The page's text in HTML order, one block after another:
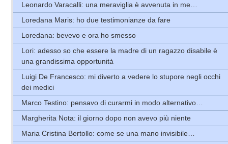
Leonardo Varacalli: una meraviglia è avvenuta in me…
Loredana Maris: ho due testimonianze da fare
Loredana: bevevo e ora ho smesso
Lori: adesso so che essere la madre di un ragazzo disabile è
una grandissima opportunità
Luigi De Francesco: mi diverto a vedere lo stupore negli occhi
dei medici
Marco Testino: pensavo di curarmi in modo alternativo…
Margherita Nota: il giorno dopo non avevo più niente
Maria Cristina Bertollo: come se una mano invisibile…